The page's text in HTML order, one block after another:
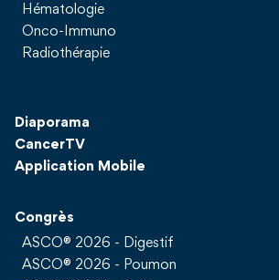
Hématologie
Onco-Immuno
Radiothérapie
Diaporama
CancerTV
Application Mobile
Congrès
ASCO® 2026 - Digestif
ASCO® 2026 - Poumon